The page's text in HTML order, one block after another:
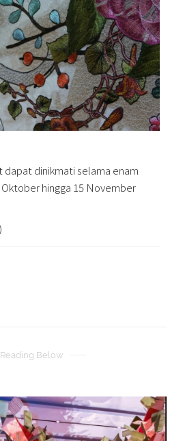
dinikmati selama enam
hingga 15 November
Below